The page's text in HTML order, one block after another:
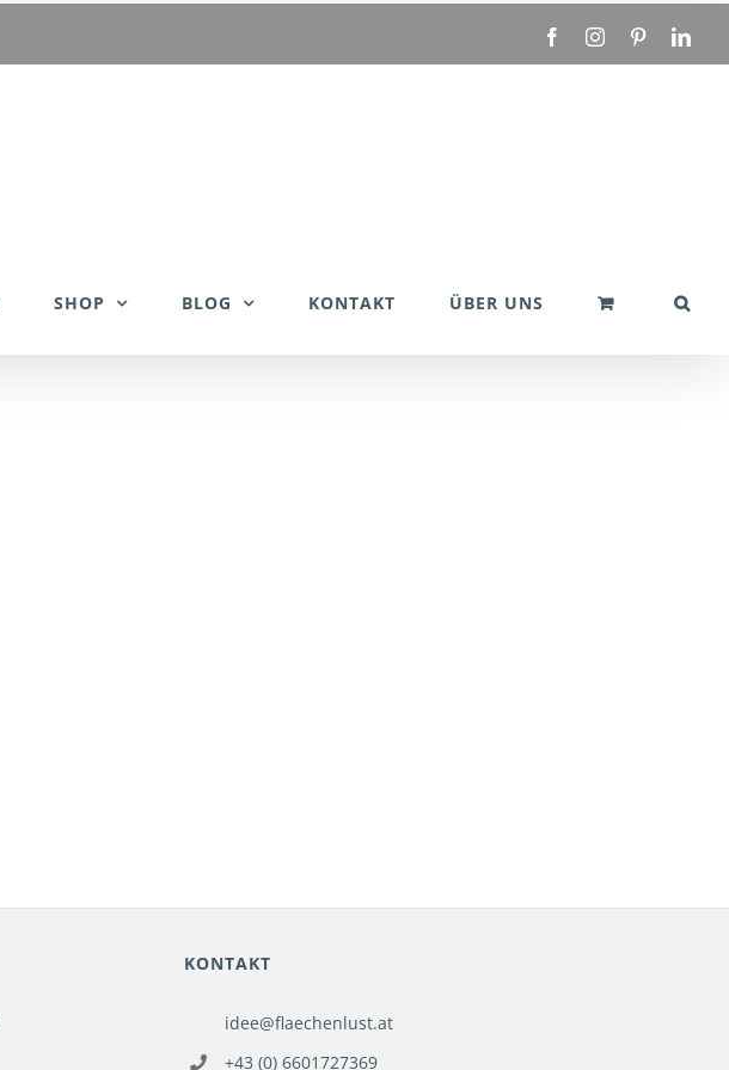
FacebookInstagramPinterest
SHOP BLOG KONTAKT ÜBER UNS
KONTAKT
idee@flaechenlust.at
+43 (0) 6601727369